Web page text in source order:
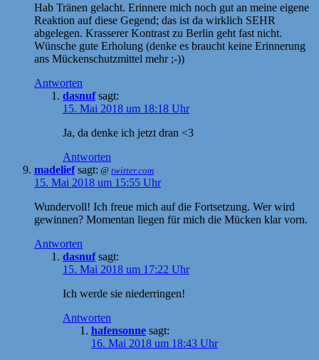
Hab Tränen gelacht. Erinnere mich noch gut an meine eigene
Reaktion auf diese Gegend; das ist da wirklich SEHR
abgelegen. Krasserer Kontrast zu Berlin geht fast nicht.
Wünsche gute Erholung (denke es braucht keine Erinnerung
ans Mückenschutzmittel mehr ;-))
Antworten
dasnuf sagt:
15. Mai 2018 um 18:18 Uhr
Ja, da denke ich jetzt dran <3
Antworten
madelief sagt: @ twitter.com
15. Mai 2018 um 15:55 Uhr
Wundervoll! Ich freue mich auf die Fortsetzung. Wer wird
gewinnen? Momentan liegen für mich die Mücken klar vorn.
Antworten
dasnuf sagt:
15. Mai 2018 um 17:22 Uhr
Ich werde sie niederringen!
Antworten
hafensonne sagt:
16. Mai 2018 um 18:43 Uhr